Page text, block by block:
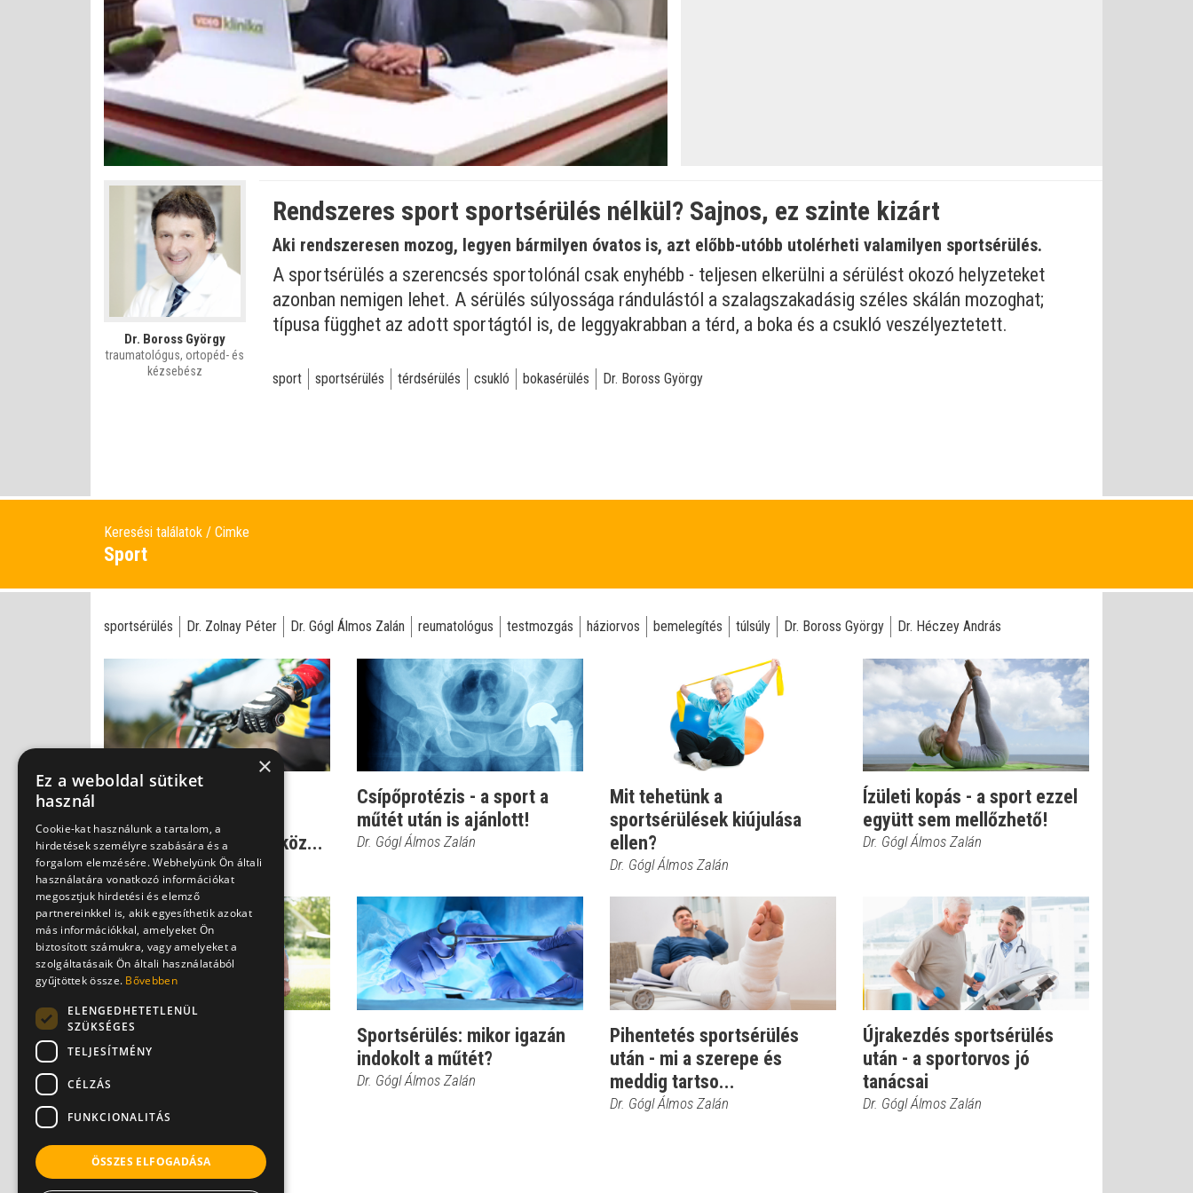
Némítás
kikapcsolva
Betöltve:
0%
Állapot:
0%
Dr. Boross György
traumatológus, ortopéd- és
kézsebész
Rendszeres sport sportsérülés nélkül? Sajnos, ez szinte kizárt
Aki rendszeresen mozog, legyen bármilyen óvatos is, azt előbb-utóbb utolérheti valamilyen sportsérülés.
A sportsérülés a szerencsés sportolónál csak enyhébb - teljesen elkerülni a sérülést okozó helyzeteket
azonban nemigen lehet. A sérülés súlyossága rándulástól a szalagszakadásig széles skálán mozoghat;
típusa függhet az adott sportágtól is, de leggyakrabban a térd, a boka és a csukló veszélyeztetett.
sport sportsérülés térdsérülés csukló bokasérülés Dr. Boross György
Keresési találatok Cimke
Sport
sportsérülés Dr. Zolnay Péter Dr. Gógl Álmos Zalán reumatológus testmozgás háziorvos bemelegítés túlsúly Dr. Boross György Dr. Héczey András
megelőzése - sokat
segíthetnek a védőeszköz...
Dr. Gógl Álmos Zalán
Csípőprotézis - a sport a
műtét után is ajánlott!
Dr. Gógl Álmos Zalán
Mit tehetünk a
sportsérülések kiújulása
ellen?
Dr. Gógl Álmos Zalán
Ízületi kopás - a sport ezzel
együtt sem mellőzhető!
Dr. Gógl Álmos Zalán
A sport szerepe a
csontritkulás
megelőzésében
Sportsérülés: mikor igazán
indokolt a műtét?
Dr. Gógl Álmos Zalán
Pihentetés sportsérülés
után - mi a szerepe és
meddig tartso...
Dr. Gógl Álmos Zalán
Újrakezdés sportsérülés
után - a sportorvos jó
tanácsai
Dr. Gógl Álmos Zalán
×
Ez a weboldal sütiket
használ
Cookie-kat használunk a tartalom, a
hirdetések személyre szabására és a
forgalom elemzésére. Webhelyünk Ön általi
használatára vonatkozó információkat
megosztjuk hirdetési és elemző
partnereinkkel is, akik egyesíthetik azokat
más információkkal, amelyeket Ön
biztosított számukra, vagy amelyeket a
szolgáltatásaik Ön általi használatából
gyűjtöttek össze. Bővebben
ELENGEDHETETLENÜL
SZÜKSÉGES
TELJESÍTMÉNY
CÉLZÁS
FUNKCIONALITÁS
ÖSSZES ELFOGADÁSA